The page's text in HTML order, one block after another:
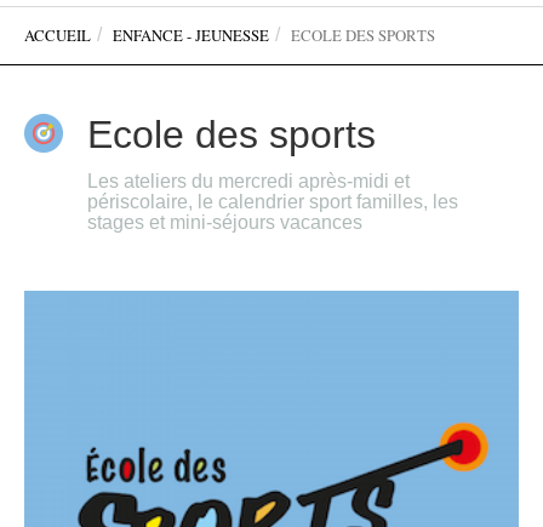
êtes
ACCUEIL ENFANCE - JEUNESSE ECOLE DES SPORTS
Ecole des sports
Les ateliers du mercredi après-midi et
périscolaire, le calendrier sport familles, les
stages et mini-séjours vacances